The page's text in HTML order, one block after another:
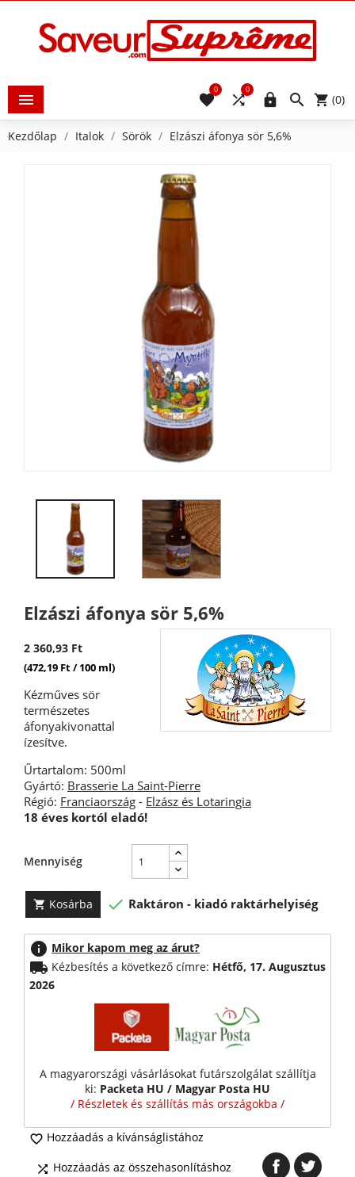
  (0)


0

0
Kezdőlap Italok Sörök Elzászi áfonya sör 5,6%
Elzászi áfonya sör 5,6%
2 360,93 Ft
(472,19 Ft / 100 ml)
Kézműves sör
természetes
áfonyakivonattal
ízesítve.
Űrtartalom: 500ml
Gyártó: Brasserie La Saint-Pierre
Régió: Franciaország - Elzász és Lotaringia
18 éves kortól eladó!
Mennyiség
 Kosárba  Raktáron - kiadó raktárhelyiség
info Mikor kapom meg az árut?
local_shipping Kézbesítés a következő címre: Hétfő, 17. Augusztus
2026
A magyarországi vásárlásokat futárszolgálat szállítja
ki: Packeta HU / Magyar Posta HU
/ Részletek és szállítás más országokba /
 Hozzáadás a kívánságlistához
 Hozzáadás az összehasonlításhoz